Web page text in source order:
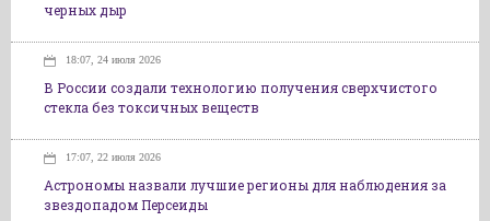
черных дыр
18:07, 24 июля 2026
В России создали технологию получения сверхчистого
стекла без токсичных веществ
17:07, 22 июля 2026
Астрономы назвали лучшие регионы для наблюдения за
звездопадом Персеиды